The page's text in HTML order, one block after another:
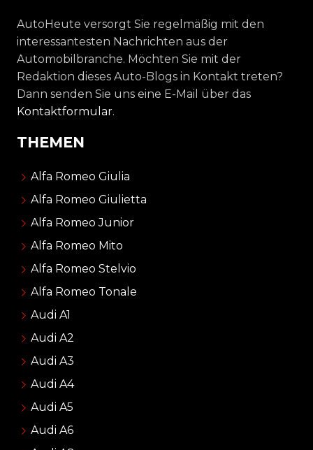
AutoHeute versorgt Sie regelmäßig mit den
interessantesten Nachrichten aus der
Automobilbranche. Möchten Sie mit der
Redaktion dieses Auto-Blogs in Kontakt treten?
Dann senden Sie uns eine E-Mail über das
Kontaktformular.
THEMEN
Alfa Romeo Giulia
Alfa Romeo Giulietta
Alfa Romeo Junior
Alfa Romeo Mito
Alfa Romeo Stelvio
Alfa Romeo Tonale
Audi A1
Audi A2
Audi A3
Audi A4
Audi A5
Audi A6